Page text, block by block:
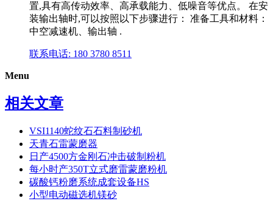
置,具有高传动效率、高承载能力、低噪音等优点。 在安
装输出轴时,可以按照以下步骤进行： 准备工具和材料：
中空减速机、输出轴 .
联系电话: 180 3780 8511
Menu
相关文章
VSI1140蛇纹石石料制砂机
天青石雷蒙磨器
日产4500方金刚石冲击破制粉机
每小时产350T立式磨雷蒙磨粉机
碳酸钙粉磨系统成套设备HS
小型电动磁选机镁砂